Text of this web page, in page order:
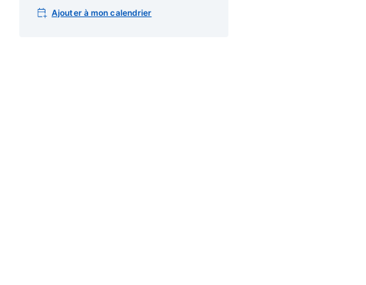
Ajouter à mon calendrier